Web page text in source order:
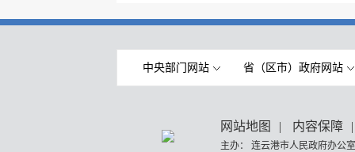
中央部门网站 省（区市）政府网站
网站地图 | 内容保障 |
主办： 连云港市人民政府办